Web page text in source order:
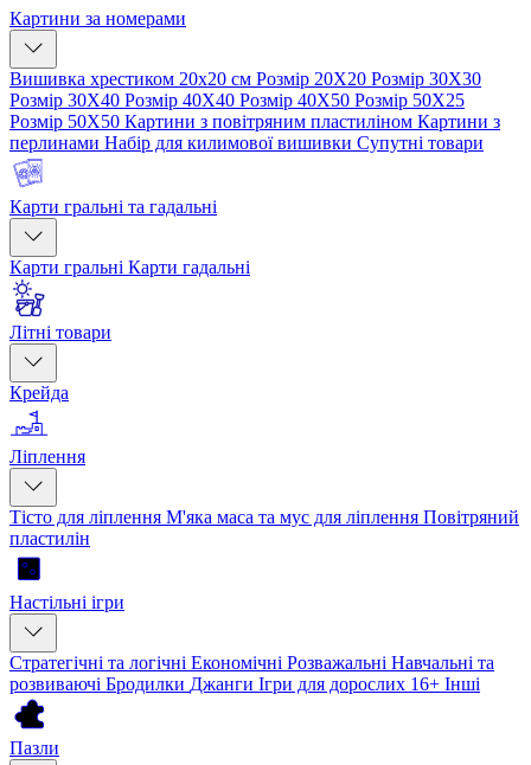
Картини за номерами
Вишивка хрестиком 20х20 см Розмір 20Х20 Розмір 30Х30
Розмір 30Х40 Розмір 40Х40 Розмір 40Х50 Розмір 50Х25
Розмір 50Х50 Картини з повітряним пластиліном Картини з
перлинами Набір для килимової вишивки Супутні товари
Карти гральні та гадальні
Карти гральні Карти гадальні
Літні товари
Крейда
Ліплення
Тісто для ліплення М'яка маса та мус для ліплення Повітряний
пластилін
Настільні ігри
Стратегічні та логічні Економічні Розважальні Навчальні та
розвиваючі Бродилки Джанги Ігри для дорослих 16+ Інші
Пазли